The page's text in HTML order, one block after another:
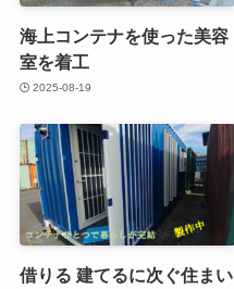
海上コンテナを使った美容
室を着工
2025-08-19
借りる 建てるに次ぐ住まい